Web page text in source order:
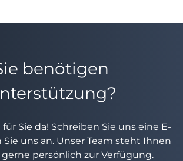
benötigen
Sie da! Schreiben Sie uns eine E-
Sie uns an. Unser Team steht Ihnen
gerne persönlich zur Verfügung.